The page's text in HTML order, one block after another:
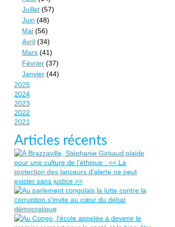
Juillet (57)
Juin (48)
Mai (56)
Avril (34)
Mars (41)
Février (37)
Janvier (44)
2025
2024
2023
2022
2021
Articles récents